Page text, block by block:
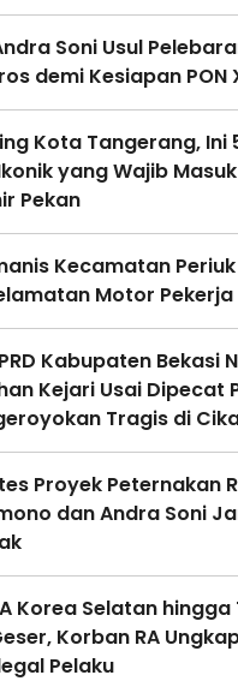
Soni Usul
demi Kesiapan PON
Kota Tangerang, Ini
yang Wajib
Pekan
Kecamatan
Motor Pekerja
Kabupaten Bekasi
Kejari Usai Dipecat
Tragis di
Proyek Peternakan
dan Andra Soni
Korea Selatan hingga
Korban RA
Pelaku